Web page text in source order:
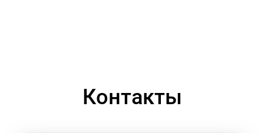
Контакты